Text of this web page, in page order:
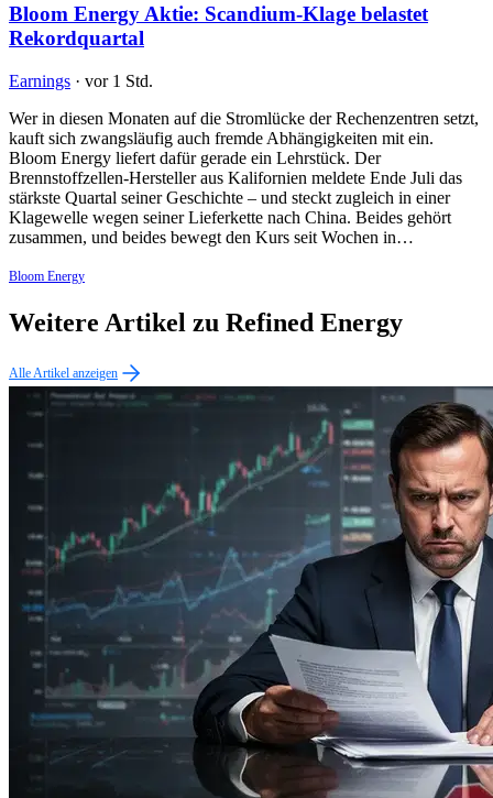
Bloom Energy Aktie: Scandium-Klage belastet
Rekordquartal
Earnings · vor 1 Std.
Wer in diesen Monaten auf die Stromlücke der Rechenzentren setzt,
kauft sich zwangsläufig auch fremde Abhängigkeiten mit ein.
Bloom Energy liefert dafür gerade ein Lehrstück. Der
Brennstoffzellen-Hersteller aus Kalifornien meldete Ende Juli das
stärkste Quartal seiner Geschichte – und steckt zugleich in einer
Klagewelle wegen seiner Lieferkette nach China. Beides gehört
zusammen, und beides bewegt den Kurs seit Wochen in…
Bloom Energy
Weitere Artikel zu Refined Energy
Alle Artikel anzeigen